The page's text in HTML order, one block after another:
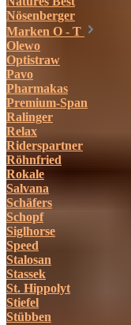
Nösenberger
Marken O - T
Olewo
Optistraw
Pavo
Pharmakas
Premium-Span
Ralinger
Relax
Riderspartner
Röhnfried
Rokale
Salvana
Schäfers
Schopf
Siglhorse
Speed
Stalosan
Stassek
St. Hippolyt
Stiefel
Stübben